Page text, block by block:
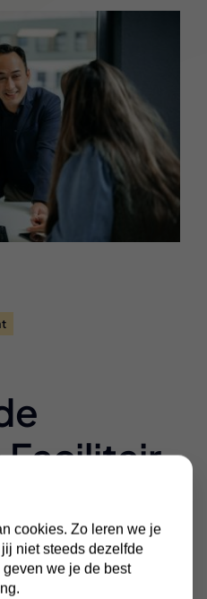
voor
cookies. Zo leren we je
niet steeds dezelfde
we je de best